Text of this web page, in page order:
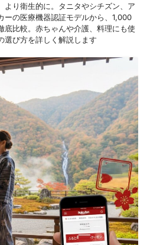
より衛生的に。タニタやシチズン、ア
ーの医療機器認証モデルから、1,000
底比較。赤ちゃんや介護、料理にも使
選び方を詳しく解説します